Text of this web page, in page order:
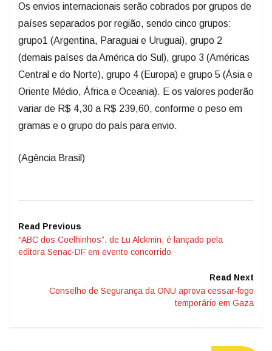
Os envios internacionais serão cobrados por grupos de
países separados por região, sendo cinco grupos:
grupo1 (Argentina, Paraguai e Uruguai), grupo 2
(demais países da América do Sul), grupo 3 (Américas
Central e do Norte), grupo 4 (Europa) e grupo 5 (Ásia e
Oriente Médio, África e Oceania). E os valores poderão
variar de R$ 4,30 a R$ 239,60, conforme o peso em
gramas e o grupo do país para envio.
(Agência Brasil)
Read Previous
“ABC dos Coelhinhos”, de Lu Alckmin, é lançado pela
editora Senac-DF em evento concorrido
Read Next
Conselho de Segurança da ONU aprova cessar-fogo
temporário em Gaza